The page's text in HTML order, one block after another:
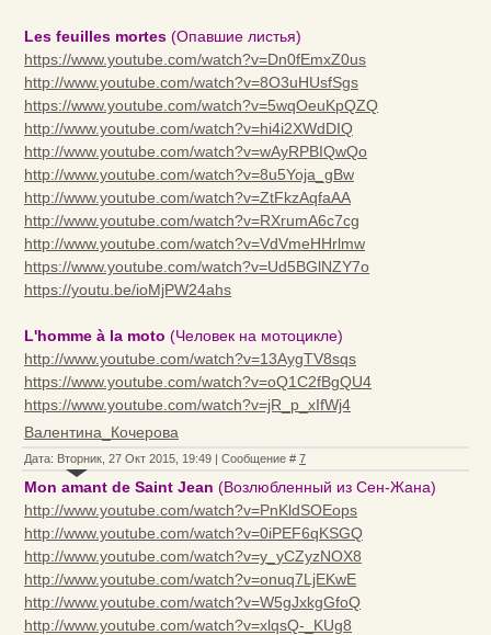
Les feuilles mortes (Опавшие листья)
https://www.youtube.com/watch?v=Dn0fEmxZ0us
http://www.youtube.com/watch?v=8O3uHUsfSgs
https://www.youtube.com/watch?v=5wqOeuKpQZQ
http://www.youtube.com/watch?v=hi4i2XWdDIQ
http://www.youtube.com/watch?v=wAyRPBIQwQo
http://www.youtube.com/watch?v=8u5Yoja_gBw
http://www.youtube.com/watch?v=ZtFkzAqfaAA
http://www.youtube.com/watch?v=RXrumA6c7cg
http://www.youtube.com/watch?v=VdVmeHHrlmw
https://www.youtube.com/watch?v=Ud5BGlNZY7o
https://youtu.be/ioMjPW24ahs
L'homme à la moto (Человек на мотоцикле)
http://www.youtube.com/watch?v=13AygTV8sqs
https://www.youtube.com/watch?v=oQ1C2fBgQU4
https://www.youtube.com/watch?v=jR_p_xIfWj4
Валентина_Кочерова
Дата: Вторник, 27 Окт 2015, 19:49 | Сообщение # 7
Mon amant de Saint Jean (Возлюбленный из Сен-Жана)
http://www.youtube.com/watch?v=PnKldSOEops
http://www.youtube.com/watch?v=0iPEF6qKSGQ
http://www.youtube.com/watch?v=y_yCZyzNOX8
http://www.youtube.com/watch?v=onuq7LjEKwE
http://www.youtube.com/watch?v=W5gJxkgGfoQ
http://www.youtube.com/watch?v=xlqsQ-_KUg8